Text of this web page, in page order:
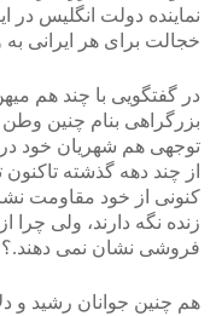
نماینده دولت انگلیس
خجالت برای هر ایرانی
در گفتگویی با چند هم
بزرگراهی بنام چنین وطن
توجهی هم شهریان خود
از چند دهه گذشته تاکنون
کنونی از خود مقاومت
زنده نگه دارند، ولی چرا
فروشی نشان نمی دهند.؟
هم چنین جوانان رشید و